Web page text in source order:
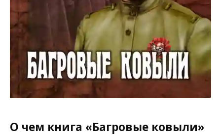
О чем книга «Багровые ковыли»